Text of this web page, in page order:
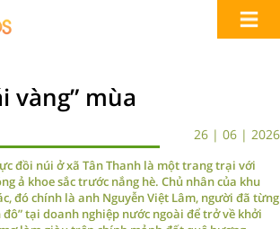
vàng” mùa
26 | 06 | 2026
đồi núi ở xã Tân Thanh là một trang trại với
ả khoe sắc trước nắng hè. Chủ nhân của khu
đó chính là anh Nguyễn Việt Lâm, người đã từng
đô” tại doanh nghiệp nước ngoài để trở về khởi